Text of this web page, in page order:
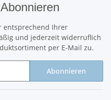
entsprechend Ihrer
und jederzeit widerruflich
per E-Mail zu.
Abonnieren